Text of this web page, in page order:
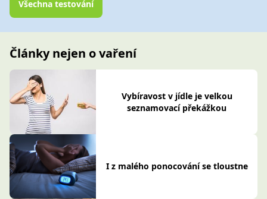
Všechna testování
Články nejen o vaření
Vybíravost v jídle je velkou
seznamovací překážkou
I z malého ponocování se tloustne